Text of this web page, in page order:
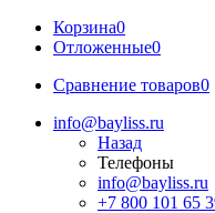
Корзина0
Отложенные0
Сравнение товаров0
info@bayliss.ru
Назад
Телефоны
info@bayliss.ru
+7 800 101 65